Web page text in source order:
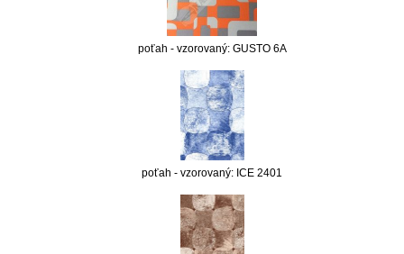
poťah - vzorovaný: GUSTO 6A
poťah - vzorovaný: ICE 2401